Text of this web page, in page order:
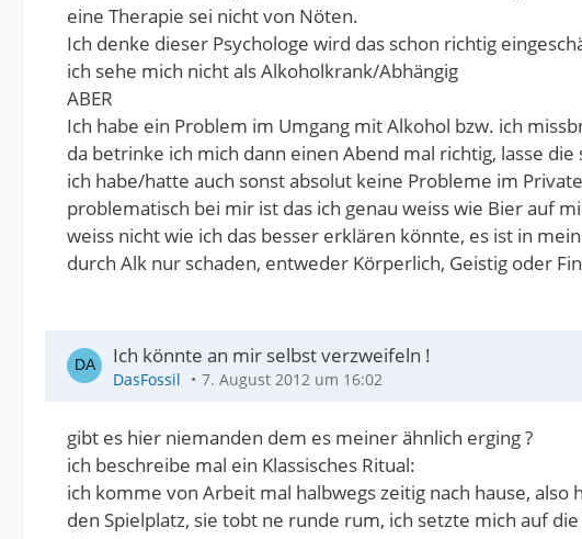
eine Therapie sei nicht von Nöten.
Ich denke dieser Psychologe wird das schon richtig
ich sehe mich nicht als Alkoholkrank/Abhängig
ABER
Ich habe ein Problem im Umgang mit Alkohol bzw. ich
da betrinke ich mich dann einen Abend mal richtig, lasse
ich habe/hatte auch sonst absolut keine Probleme im
problematisch bei mir ist das ich genau weiss wie Bier auf
weiss nicht wie ich das besser erklären könnte, es ist in
durch Alk nur schaden, entweder Körperlich, Geistig oder
Ich könnte an mir selbst verzweifeln !
DasFossil 7. August 2012 um 16:02
gibt es hier niemanden dem es meiner ähnlich erging ?
ich beschreibe mal ein Klassisches Ritual:
ich komme von Arbeit mal halbwegs zeitig nach hause,
den Spielplatz, sie tobt ne runde rum, ich setzte mich auf